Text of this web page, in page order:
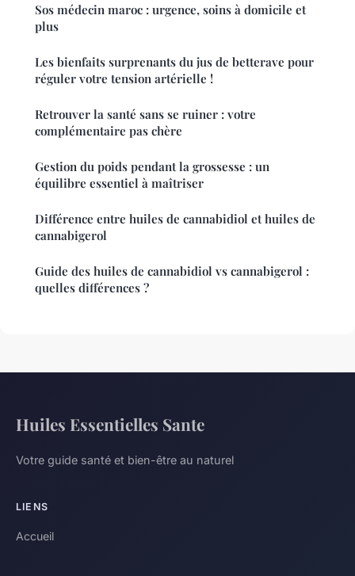
Sos médecin maroc : urgence, soins à domicile et
plus
Les bienfaits surprenants du jus de betterave pour
réguler votre tension artérielle !
Retrouver la santé sans se ruiner : votre
complémentaire pas chère
Gestion du poids pendant la grossesse : un
équilibre essentiel à maîtriser
Différence entre huiles de cannabidiol et huiles de
cannabigerol
Guide des huiles de cannabidiol vs cannabigerol :
quelles différences ?
Huiles Essentielles Sante
Votre guide santé et bien-être au naturel
LIENS
Accueil